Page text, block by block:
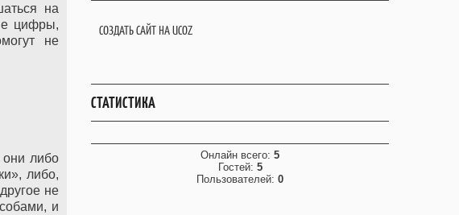
на
цифры,
не
либо
либо,
не
и
СОЗДАТЬ САЙТ НА UCOZ
СТАТИСТИКА
Онлайн всего: 5
Гостей: 5
Пользователей: 0